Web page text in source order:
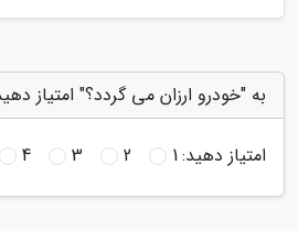
به "خودرو ارزان می گردد؟" امتیاز
امتیاز دهید:1
2
3
4